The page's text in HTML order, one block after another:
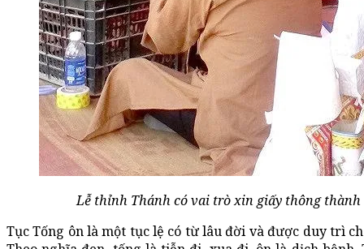
Lễ thỉnh Thánh có vai trò xin giấy thông
Tục Tống ôn là một tục lệ có từ lâu đời và được duy trì